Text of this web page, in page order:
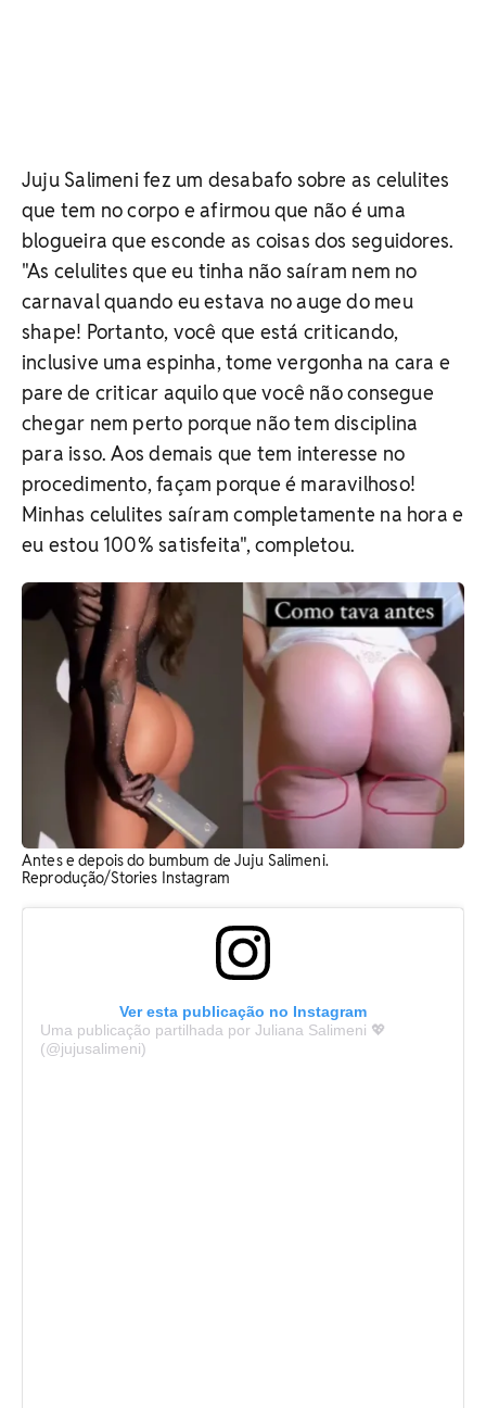
Juju Salimeni fez um desabafo sobre as celulites
que tem no corpo e afirmou que não é uma
blogueira que esconde as coisas dos seguidores.
"As celulites que eu tinha não saíram nem no
carnaval quando eu estava no auge do meu
shape! Portanto, você que está criticando,
inclusive uma espinha, tome vergonha na cara e
pare de criticar aquilo que você não consegue
chegar nem perto porque não tem disciplina
para isso. Aos demais que tem interesse no
procedimento, façam porque é maravilhoso!
Minhas celulites saíram completamente na hora e
eu estou 100% satisfeita", completou.
Antes e depois do bumbum de Juju Salimeni.
Reprodução/Stories Instagram
Ver esta publicação no Instagram
Uma publicação partilhada por Juliana Salimeni 💖
(@jujusalimeni)